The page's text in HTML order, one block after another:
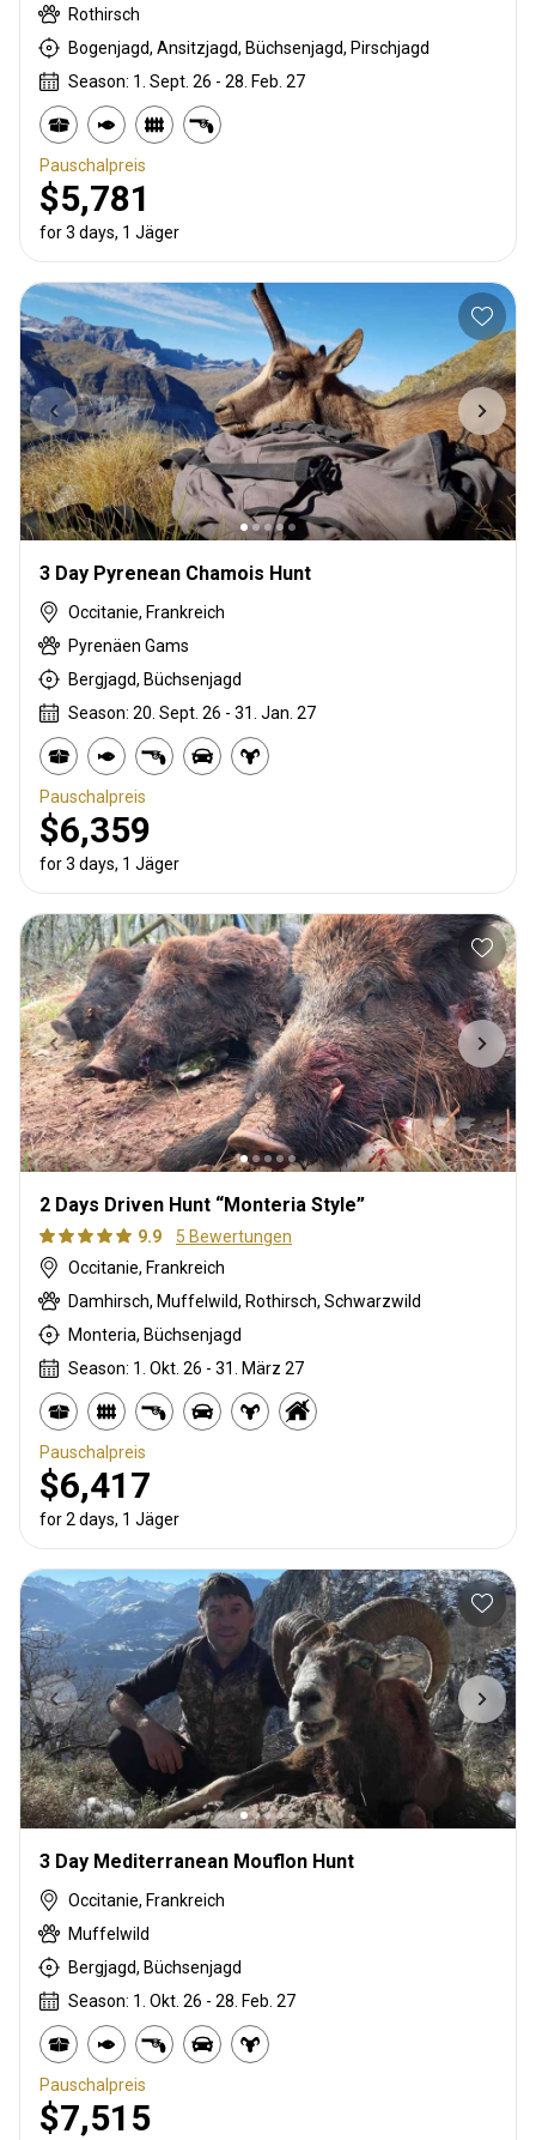
Rothirsch
Bogenjagd, Ansitzjagd, Büchsenjagd, Pirschjagd
Season: 1. Sept. 26 - 28. Feb. 27
Pauschalpreis
$5,781
for 3 days, 1 Jäger
3 Day Pyrenean Chamois Hunt
Occitanie, Frankreich
Pyrenäen Gams
Bergjagd, Büchsenjagd
Season: 20. Sept. 26 - 31. Jan. 27
Pauschalpreis
$6,359
for 3 days, 1 Jäger
2 Days Driven Hunt “Monteria Style”
9.9
5 Bewertungen
Occitanie, Frankreich
Damhirsch, Muffelwild, Rothirsch, Schwarzwild
Monteria, Büchsenjagd
Season: 1. Okt. 26 - 31. März 27
Pauschalpreis
$6,417
for 2 days, 1 Jäger
3 Day Mediterranean Mouflon Hunt
Occitanie, Frankreich
Muffelwild
Bergjagd, Büchsenjagd
Season: 1. Okt. 26 - 28. Feb. 27
Pauschalpreis
$7,515